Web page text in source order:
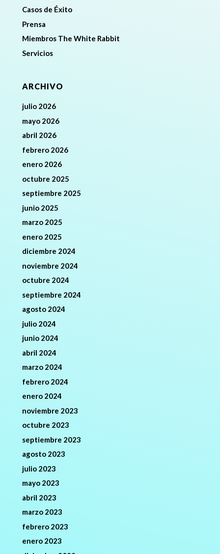
Casos de Éxito
Prensa
Miembros The White Rabbit
Servicios
ARCHIVO
julio 2026
mayo 2026
abril 2026
febrero 2026
enero 2026
octubre 2025
septiembre 2025
junio 2025
marzo 2025
enero 2025
diciembre 2024
noviembre 2024
octubre 2024
septiembre 2024
agosto 2024
julio 2024
junio 2024
abril 2024
marzo 2024
febrero 2024
enero 2024
noviembre 2023
octubre 2023
septiembre 2023
agosto 2023
julio 2023
mayo 2023
abril 2023
marzo 2023
febrero 2023
enero 2023